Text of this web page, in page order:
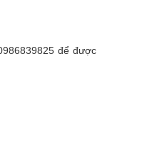
để được